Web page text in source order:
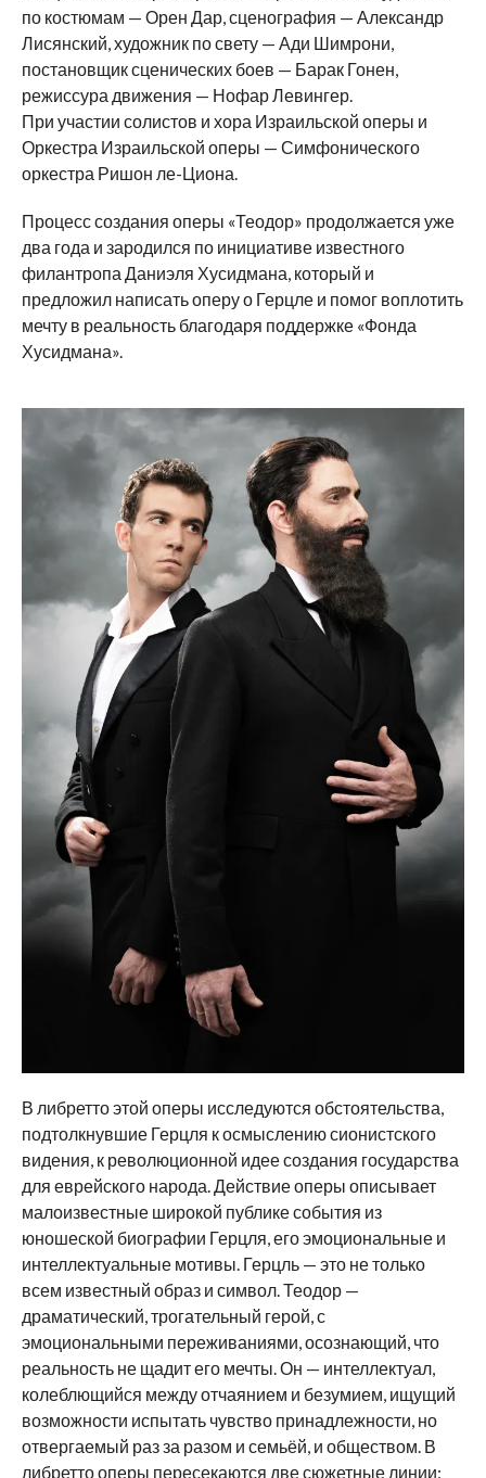
по костюмам — Орен Дар, сценография — Александр
Лисянский, художник по свету — Ади Шимрони,
постановщик сценических боев — Барак Гонен,
режиссура движения — Нофар Левингер.
При участии солистов и хора Израильской оперы и
Оркестра Израильской оперы — Симфонического
оркестра Ришон ле-Циона.
Процесс создания оперы «Теодор» продолжается уже
два года и зародился по инициативе известного
филантропа Даниэля Хусидмана, который и
предложил написать оперу о Герцле и помог воплотить
мечту в реальность благодаря поддержке «Фонда
Хусидмана».
В либретто этой оперы исследуются обстоятельства,
подтолкнувшие Герцля к осмыслению сионистского
видения, к революционной идее создания государства
для еврейского народа. Действие оперы описывает
малоизвестные широкой публике события из
юношеской биографии Герцля, его эмоциональные и
интеллектуальные мотивы. Герцль — это не только
всем известный образ и символ. Теодор —
драматический, трогательный герой, с
эмоциональными переживаниями, осознающий, что
реальность не щадит его мечты. Он — интеллектуал,
колеблющийся между отчаянием и безумием, ищущий
возможности испытать чувство принадлежности, но
отвергаемый раз за разом и семьёй, и обществом. В
либретто оперы пересекаются две сюжетные линии: